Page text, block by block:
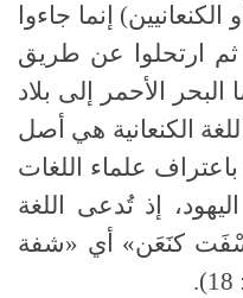
الكنعانيين) إنما جاءوا
ثم ارتحلوا عن طريق
الأحمر إلى بلاد
الكنعانية هي أصل
علماء اللغات
إذ تُدعى اللغة
«سْفَت كنَعَن» أي «شفة